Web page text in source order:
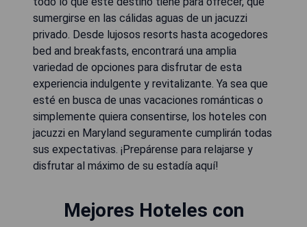
sumergirse en las cálidas aguas de un jacuzzi
privado. Desde lujosos resorts hasta acogedores
bed and breakfasts, encontrará una amplia
variedad de opciones para disfrutar de esta
experiencia indulgente y revitalizante. Ya sea que
esté en busca de unas vacaciones románticas o
simplemente quiera consentirse, los hoteles con
jacuzzi en Maryland seguramente cumplirán todas
sus expectativas. ¡Prepárense para relajarse y
disfrutar al máximo de su estadía aquí!
Mejores Hoteles con